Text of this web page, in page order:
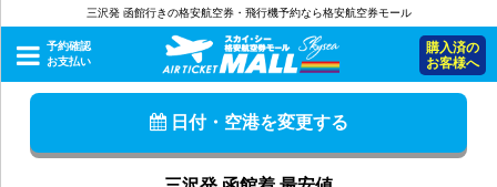
三沢発 函館行きの格安航空券・飛行機予約なら格安航空券モール
予約確認
お支払い
購入済の
お客様へ
日付・空港を変更する